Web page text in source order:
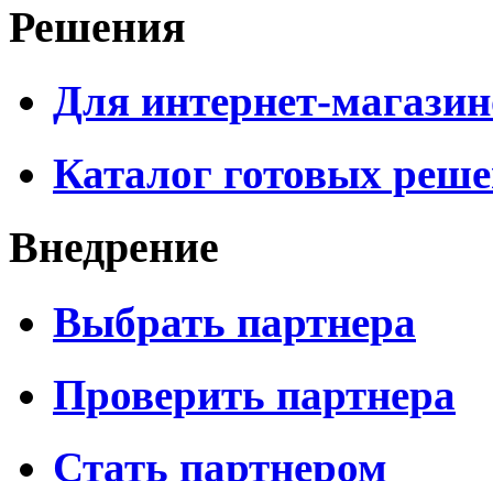
Решения
Для интернет-
Каталог готовых
Внедрение
Выбрать партнера
Проверить партнера
Стать партнером